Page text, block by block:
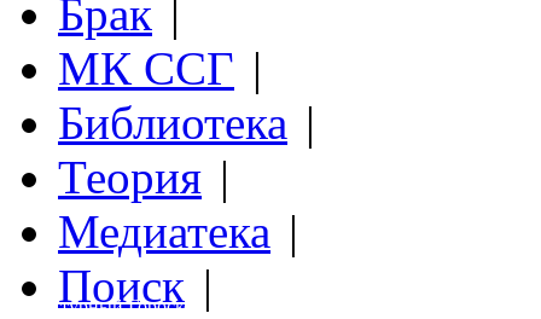
Брак |
МК ССГ |
Библиотека |
Теория |
Медиатека |
Поиск |
Структурный Гороскоп